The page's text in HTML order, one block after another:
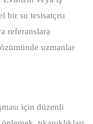
bir su tesisatçısı
referanslara
uzmanlar
için düzenli